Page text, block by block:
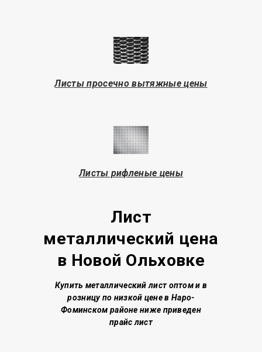
Листы просечно вытяжные цены
Листы рифленые цены
Лист
металлический цена
в Новой Ольховке
Купить металлический лист оптом и в
розницу по низкой ценев Наро-
Фоминском районе ниже приведен
прайс лист